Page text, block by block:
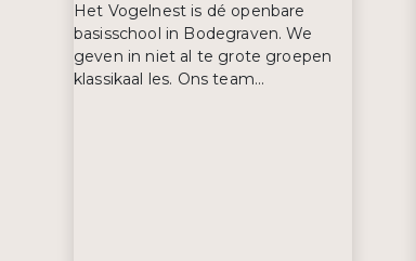
Het Vogelnest is dé openbare
basisschool in Bodegraven. We
geven in niet al te grote groepen
klassikaal les. Ons team...